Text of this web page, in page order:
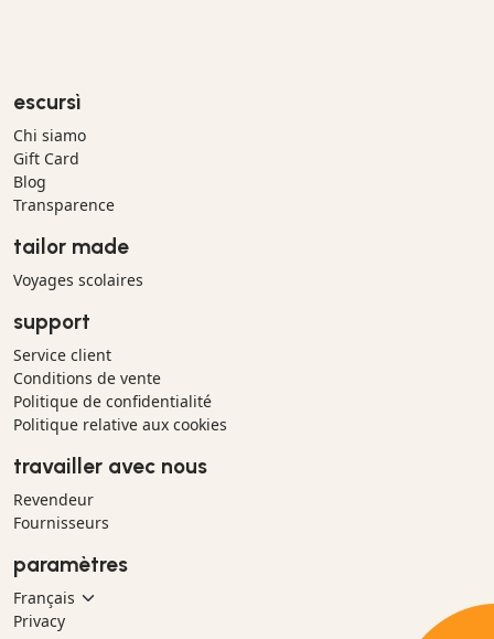
escursì
Chi siamo
Gift Card
Blog
Transparence
tailor made
Voyages scolaires
support
Service client
Conditions de vente
Politique de confidentialité
Politique relative aux cookies
travailler avec nous
Revendeur
Fournisseurs
paramètres
Privacy